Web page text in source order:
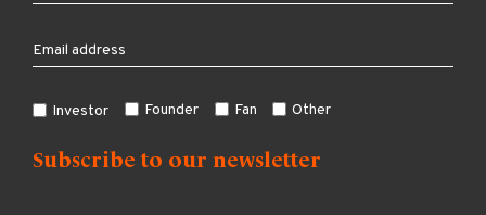
Investor Founder Fan Other